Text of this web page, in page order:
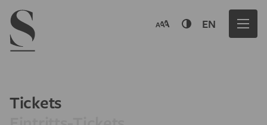
Navigation menu
EN
Tickets